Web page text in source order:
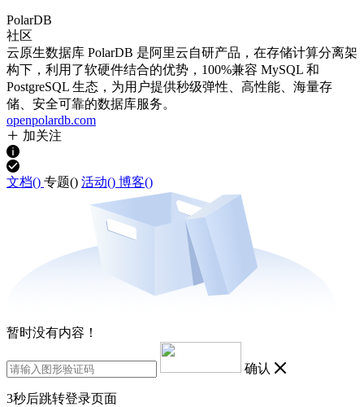
PolarDB
社区
云原生数据库 PolarDB 是阿里云自研产品，在存储计算分离架
构下，利用了软硬件结合的优势，100%兼容 MySQL 和
PostgreSQL 生态，为用户提供秒级弹性、高性能、海量存
储、安全可靠的数据库服务。
openpolardb.com
加关注
文档() 专题() 活动() 博客()
暂时没有内容！
确认
3秒后跳转登录页面